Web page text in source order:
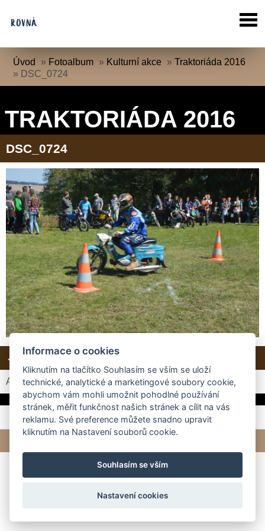
Úvod » Fotoalbum » Kulturní akce »Traktoriáda 2016
» DSC_0724
TRAKTORIÁDA 2016
DSC_0724
← Předchozí Další → Zpět do složky
Automatické procházení: 3|4|5|6|7(čas ve vteřinách)
Informace o cookies
Kliknutím na tlačítko Souhlasím se vším se uloží
technické, analytické a marketingové soubory cookie,
abychom vám mohli umožnit pohodlné používání
stránek, měřit funkčnost našich stránek a cílit na vás
reklamu. Své preference můžete snadno upravit
kliknutím na Nastavení souborů cookie.
Souhlasím se vším
Nastavení cookies